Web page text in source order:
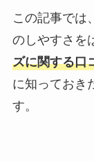
この記事では
のしやすさを
ズに関する口
に知っておき
す。